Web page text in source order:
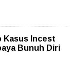
Kasus Incest
Bunuh Diri